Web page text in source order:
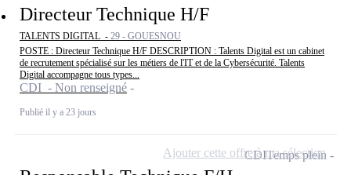
Directeur Technique H/F
TALENTS DIGITAL - 29 - GOUESNOU
POSTE : Directeur Technique H/F DESCRIPTION : Talents Digital est un cabinet
de recrutement spécialisé sur les métiers de l'IT et de la Cybersécurité. Talents
Digital accompagne tous types...
CDI - Non renseigné
Publié il y a 23 jours
CDITemps plein
Ajouter cette offre à ma sélection